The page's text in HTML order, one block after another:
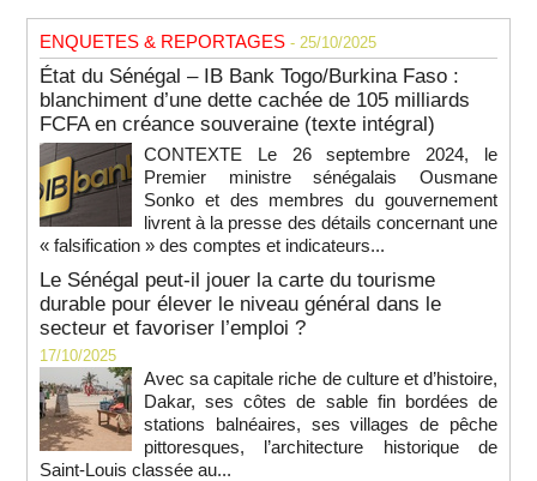
ENQUETES & REPORTAGES - 25/10/2025
État du Sénégal – IB Bank Togo/Burkina Faso :
blanchiment d’une dette cachée de 105 milliards
FCFA en créance souveraine (texte intégral)
CONTEXTE Le 26 septembre 2024, le
Premier ministre sénégalais Ousmane
Sonko et des membres du gouvernement
livrent à la presse des détails concernant une
« falsification » des comptes et indicateurs...
Le Sénégal peut-il jouer la carte du tourisme
durable pour élever le niveau général dans le
secteur et favoriser l’emploi ?
17/10/2025
Avec sa capitale riche de culture et d’histoire,
Dakar, ses côtes de sable fin bordées de
stations balnéaires, ses villages de pêche
pittoresques, l’architecture historique de
Saint-Louis classée au...